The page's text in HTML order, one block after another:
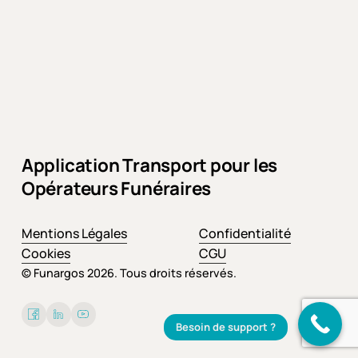
Application Transport pour les
Opérateurs Funéraires
Mentions Légales
Cookies
Confidentialité
CGU
© Funargos 2026. Tous droits réservés.
Besoin de support ?